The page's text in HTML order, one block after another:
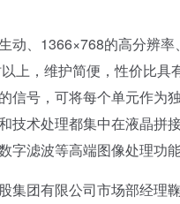
、1366×768的高分辨率
上，维护简便，性价比具
号，可将每个单元作为
技术处理都集中在液晶拼
滤波等高端图像处理功
团有限公司市场部经理鞠